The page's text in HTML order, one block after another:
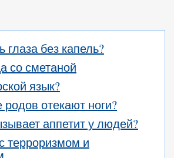
глаза без капель?
со сметаной
язык?
отекают ноги?
аппетит у людей?
терроризмом и